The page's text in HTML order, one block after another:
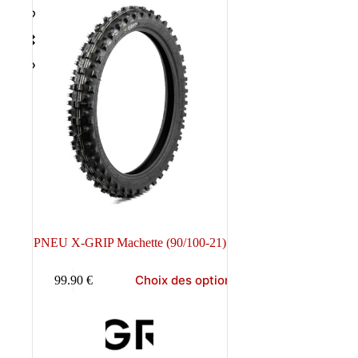
PNEU X-GRIP Machette (90/100-21)
99.90 € Choix des options
produit